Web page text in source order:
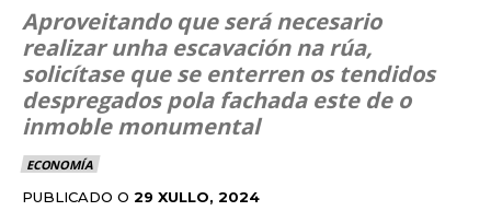
Aproveitando que será necesario
realizar unha escavación na rúa,
solicítase que se enterren os tendidos
despregados pola fachada este de o
inmoble monumental
ECONOMÍA
PUBLICADO O 29 XULLO, 2024